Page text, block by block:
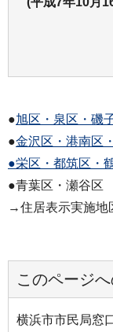
●旭区・泉区・磯
●金沢区・港南区
●栄区・都筑区・
●青葉区・瀬谷区
→住居表示実施地
このページ
横浜市市民局窓